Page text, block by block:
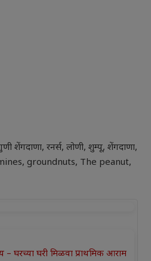
शेंगदाणा, रनर्स, लोणी, शुम्पू, शेंगदाणा,
, groundnuts, The peanut,
– घरच्या घरी मिळवा प्राथमिक आराम